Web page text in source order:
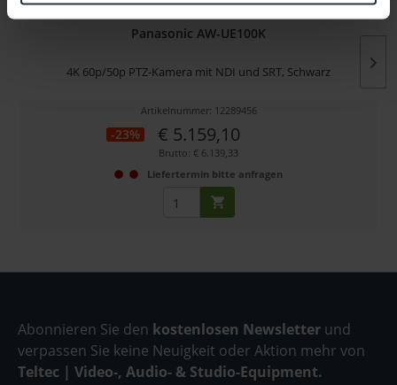
Panasonic AW-UE100K
4K 60p/50p PTZ-Kamera mit NDI und SRT, Schwarz
Artikelnummer: 12289456
-23% € 5.159,10
Brutto: € 6.139,33
Liefertermin bitte anfragen
Abonnieren Sie den kostenlosen Newsletter und
verpassen Sie keine Neuigkeit oder Aktion mehr von
Teltec | Video-, Audio- & Studio-Equipment.